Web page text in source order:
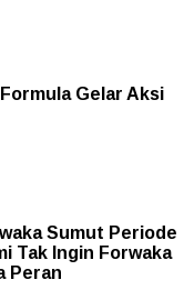
Gelar Aksi
Sumut Periode
Tak Ingin Forwaka
Peran